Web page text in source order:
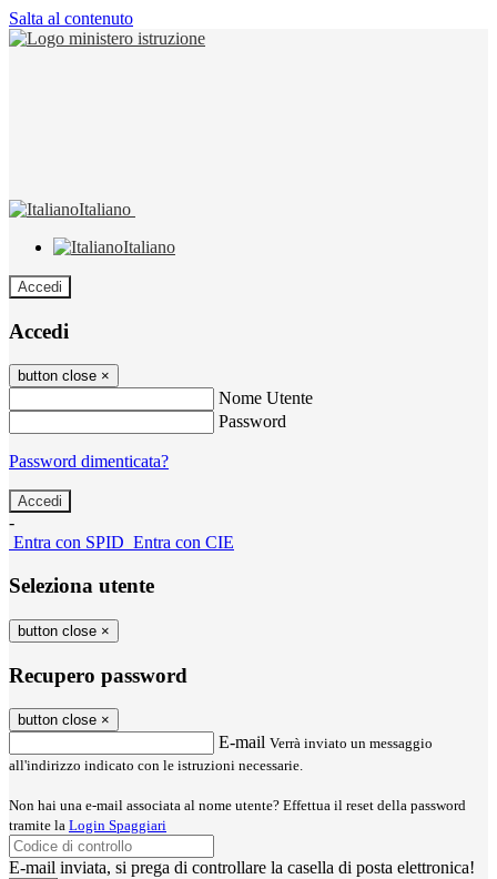
Salta al contenuto
Italiano
Italiano
Accedi
Accedi
button close ×
Nome Utente
Password
Password dimenticata?
-
Entra con SPID Entra con CIE
Seleziona utente
button close ×
Recupero password
button close ×
E-mail Verrà inviato un messaggio
all'indirizzo indicato con le istruzioni necessarie.
Non hai una e-mail associata al nome utente? Effettua il reset della password
tramite la Login Spaggiari
E-mail inviata, si prega di controllare la casella di posta elettronica!